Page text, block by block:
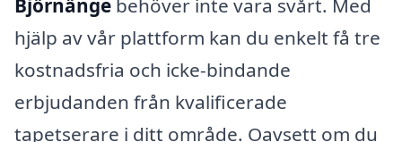
Björnänge behöver inte vara svårt. Med
hjälp av vår plattform kan du enkelt få tre
kostnadsfria och icke-bindande
erbjudanden från kvalificerade
tapetserare i ditt område. Oavsett om du